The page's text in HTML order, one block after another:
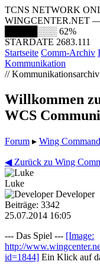
TCNS NETWORK
WINGCENTER.NET
█████░░░ 62%
STARDATE 2683.111
Startseite Comm-Archiv
Kommunikation
// Kommunikationsarchiv
Willkommen
WCS
Forum ▸ Wing
◀ Zurück zu Wing
Luke
Developer
Beiträge: 3342
25.07.2014 16:05
--- Das Spiel --- [Image:
http://
id=1844] Ein Klick auf